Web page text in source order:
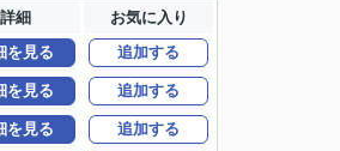
詳細 お気に入り
を見る 追加する
を見る 追加する
を見る 追加する